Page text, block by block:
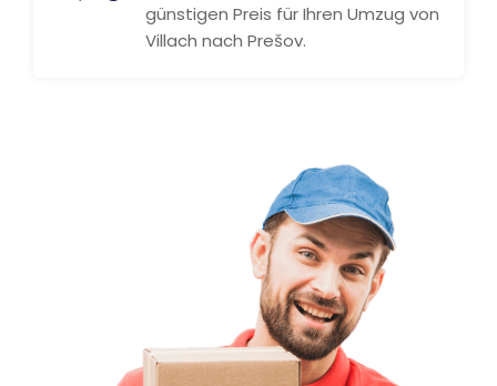
günstigen Preis für Ihren Umzug von
Villach nach Prešov.